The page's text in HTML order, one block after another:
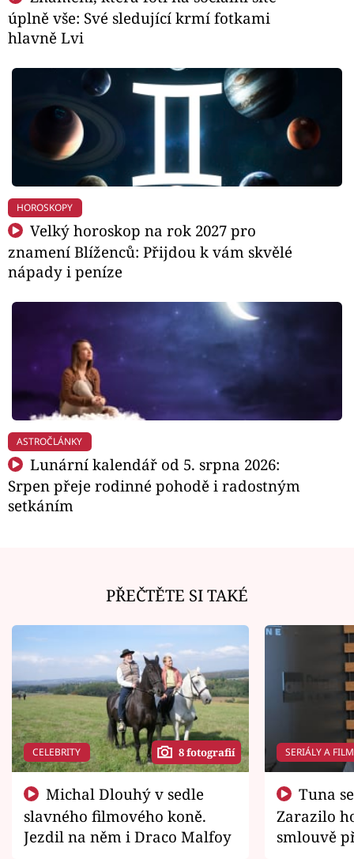
úplně vše: Své sledující krmí fotkami
hlavně Lvi
HOROSKOPY
Velký horoskop na rok 2027 pro
znamení Blíženců: Přijdou k vám skvělé
nápady i peníze
ASTROČLÁNKY
Lunární kalendář od 5. srpna 2026:
Srpen přeje rodinné pohodě i radostným
setkáním
PŘEČTĚTE SI TAKÉ
CELEBRITY 8 fotografií
slavného filmového koně.
Jezdil na něm i Draco Malfoy
SERIÁLY A
Zarazilo
smlouvě